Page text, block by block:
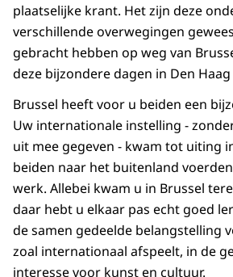
plaatselijke krant. Het zijn deze
verschillende overwegingen
gebracht hebben op weg van
deze bijzondere dagen in Den
Brussel heeft voor u beiden een
Uw internationale instelling -
uit mee gegeven - kwam tot uiting
beiden naar het buitenland
werk. Allebei kwam u in Brussel
daar hebt u elkaar pas echt goed
de samen gedeelde belangstelling
zoal internationaal afspeelt, in de
interesse voor kunst en cultuur.